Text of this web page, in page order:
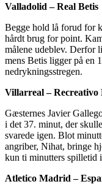
Valladolid – Real Betis
Begge hold lå forud for
hårdt brug for point.
målene udeblev. Derfor
mens Betis ligger på en
nedrykningsstregen.
Villarreal – Recreativo
Gæsternes Javier
i det 37. minut, der
svarede igen. Blot
angriber, Nihat, bringe
kun ti minutters spilletid
Atletico Madrid –